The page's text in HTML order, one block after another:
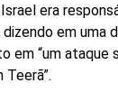
era
em uma
em “um ataque
Teerã”.